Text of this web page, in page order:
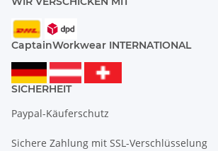
CaptainWorkwear INTERNATIONAL
SICHERHEIT
Paypal-Käuferschutz
Sichere Zahlung mit SSL-Verschlüsselung